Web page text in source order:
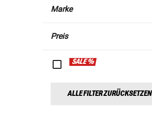
Marke
Preis
SALE %
ALLE FILTER ZURÜCKSETZEN